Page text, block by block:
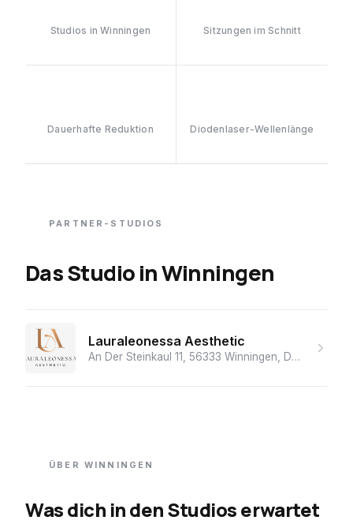
Studios in Winningen Sitzungen im Schnitt
Dauerhafte Reduktion Diodenlaser-Wellenlänge
PARTNER-STUDIOS
Das StudioinWinningen
Lauraleonessa Aesthetic
An Der Steinkaul 11, 56333 Winningen, Deutschland
ÜBER WINNINGEN
Was dich in den Studios erwartet